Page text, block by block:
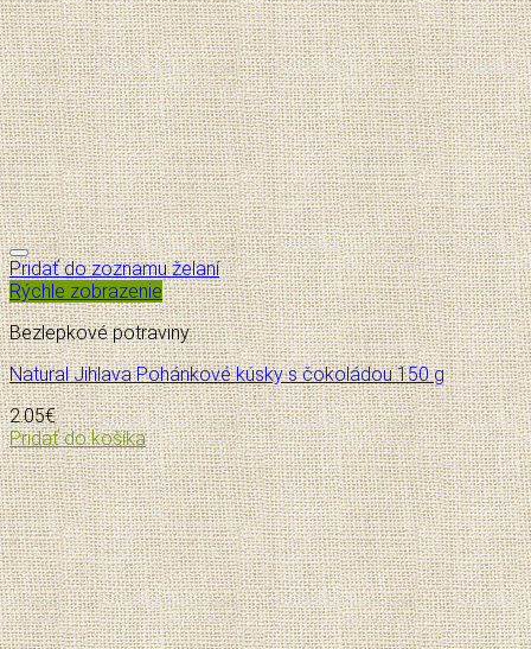
Pridať do zoznamu želaní
Rýchle zobrazenie
Bezlepkové potraviny
Natural Jihlava Pohánkové kúsky s čokoládou 150 g
2.05€
Pridať do košíka